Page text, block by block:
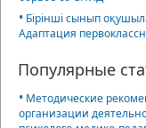
• Бірінші сынып
Адаптация
Популярные
• Методические
организации